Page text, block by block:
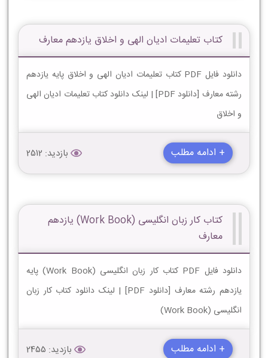
کتاب تعلیمات ادیان الهی و اخلاق یازدهم معارف
دانلود فایل PDF کتاب تعلیمات ادیان الهی و اخلاق پایه یازدهم
رشته معارف [دانلود PDF] | لینک دانلود کتاب تعلیمات ادیان الهی
و اخلاق
+ ادامه مطلب بازدید: 2512
کتاب کار زبان انگلیسی (Work Book) یازدهم
معارف
دانلود فایل PDF کتاب کار زبان انگلیسی (Work Book) پایه
یازدهم رشته معارف [دانلود PDF] | لینک دانلود کتاب کار زبان
انگلیسی (Work Book)
+ ادامه مطلب بازدید: 2455